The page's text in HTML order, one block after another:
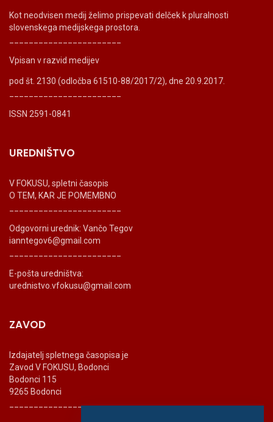
Kot neodvisen medij želimo prispevati delček k pluralnosti
slovenskega medijskega prostora.
Vpisan v razvid medijev
pod št. 2130 (odločba 61510-88/2017/2), dne 20.9.2017.
ISSN 2591-0841
UREDNIŠTVO
V FOKUSU, spletni časopis
O TEM, KAR JE POMEMBNO
Odgovorni urednik: Vančo Tegov
ianntegov6@gmail.com
E-pošta uredništva:
urednistvo.vfokusu@gmail.com
ZAVOD
Izdajatelj spletnega časopisa je
Zavod V FOKUSU, Bodonci
Bodonci 115
9265 Bodonci
_______________________